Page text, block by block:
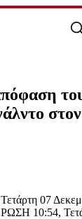
07
10:54,